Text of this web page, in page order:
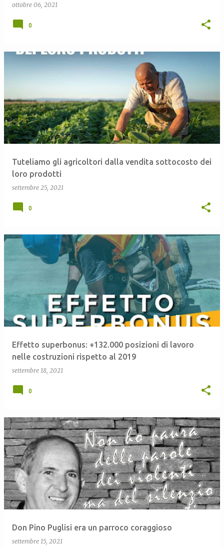
ottobre 06, 2021
0
Tuteliamo gli agricoltori dalla vendita sottocosto dei
loro prodotti
settembre 25, 2021
0
Effetto superbonus: +132.000 posizioni di lavoro
nelle costruzioni rispetto al 2019
settembre 18, 2021
0
Don Pino Puglisi era un parroco coraggioso
settembre 15, 2021